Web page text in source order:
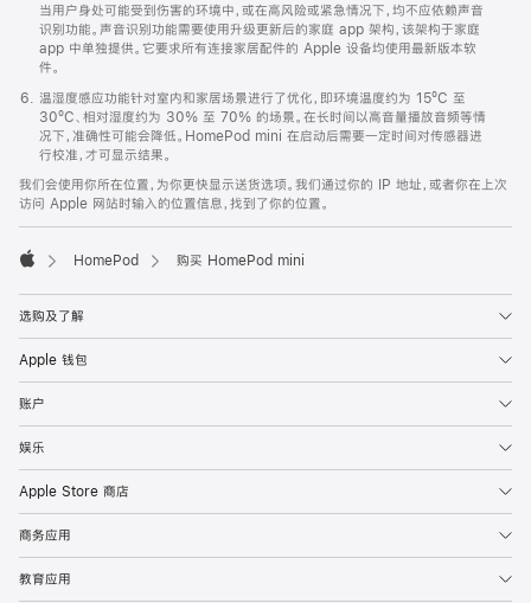
当用户身处可能受到伤害的环境中，或在高风险或紧急情况下，均不应依赖声音
识别功能。声音识别功能需要使用升级更新后的家庭 app 架构，该架构于家庭
app 中单独提供。它要求所有连接家居配件的 Apple 设备均使用最新版本软
件。
温湿度感应功能针对室内和家居场景进行了优化，即环境温度约为 15ºC 至
30ºC、相对湿度约为 30% 至 70% 的场景。在长时间以高音量播放音频等情
况下，准确性可能会降低。HomePod mini 在启动后需要一定时间对传感器进
行校准，才可显示结果。
我们会使用你所在位置，为你更快显示送货选项。我们通过你的 IP 地址，或者你在上次
访问 Apple 网站时输入的位置信息，找到了你的位置。
HomePod 购买 HomePod mini
选购及了解
Apple 钱包
账户
娱乐
Apple Store 商店
商务应用
教育应用